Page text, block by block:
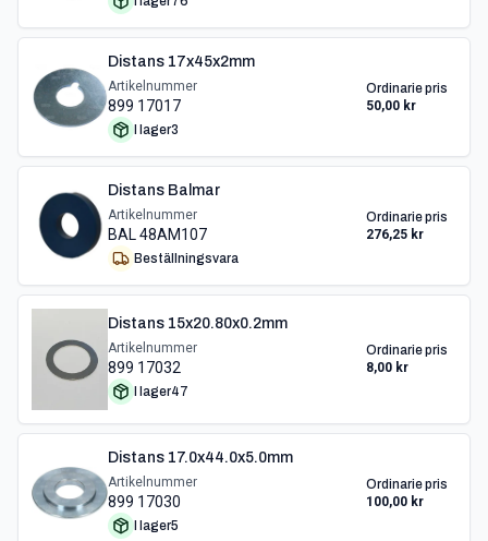
Distans 17x45x2mm
Artikelnummer
899 17017
I lager3
Ordinarie pris
50,00 kr
Distans Balmar
Artikelnummer
BAL 48AM107
Beställningsvara
Ordinarie pris
276,25 kr
Distans 15x20.80x0.2mm
Artikelnummer
899 17032
I lager47
Ordinarie pris
8,00 kr
Distans 17.0x44.0x5.0mm
Artikelnummer
899 17030
I lager5
Ordinarie pris
100,00 kr